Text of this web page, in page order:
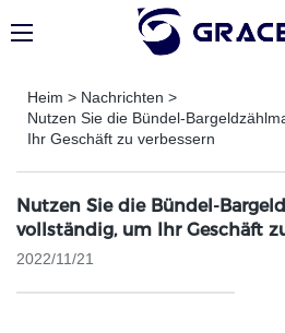
Heim > Nachrichten >
Nutzen Sie die Bündel-
Ihr Geschäft zu verbessern
Nutzen Sie die Bündel-
vollständig, um Ihr Geschäft
2022/11/21